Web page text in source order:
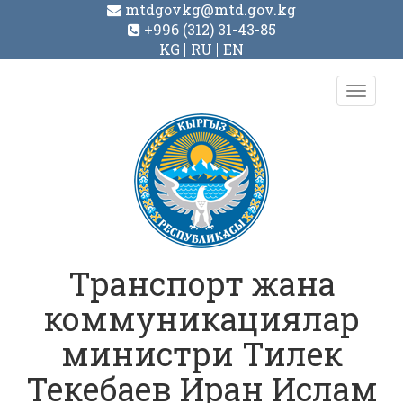
mtdgovkg@mtd.gov.kg
+996 (312) 31-43-85
KG
RU EN
Toggle
Транспорт жана
коммуникациялар
министри Тилек
Текебаев Иран Ислам